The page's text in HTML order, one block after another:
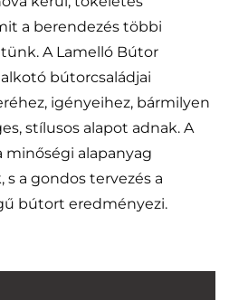
a berendezés többi
A Lamelló Bútor
bútorcsaládjai
igényeihez, bármilyen
stílusos alapot adnak. A
alapanyag
s a gondos tervezés a
bútort eredményezi.